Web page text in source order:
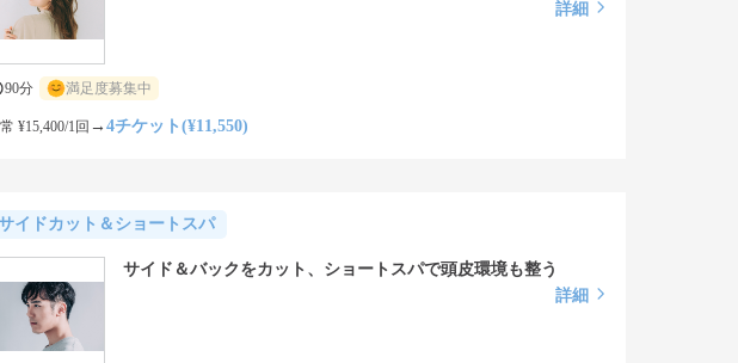
詳細
90分 満足度募集中
¥15,400/1回 → 4チケット(¥11,550)
イドカット＆ショートスパ
サイド＆バックをカット、ショートスパで頭皮環境も整う
詳細